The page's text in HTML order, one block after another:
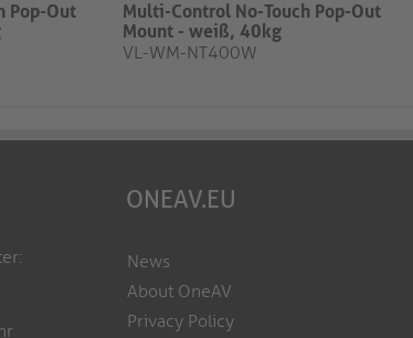
Pop-Out
Multi-Control No-Touch Pop-Out
Mount - weiß, 40kg
VL-WM-NT400W
ONEAV.EU
News
About OneAV
Privacy Policy